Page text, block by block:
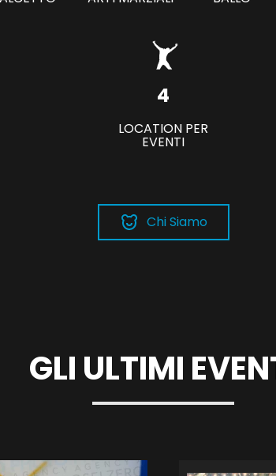
4
LOCATION PER
EVENTI
Chi Siamo
GLI ULTIMI